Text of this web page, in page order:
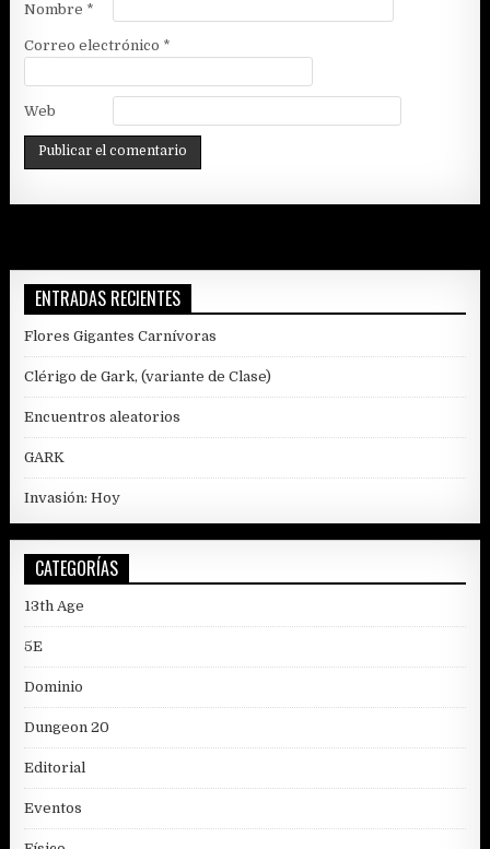
Nombre *
Correo electrónico *
Web
ENTRADAS RECIENTES
Flores Gigantes Carnívoras
Clérigo de Gark, (variante de Clase)
Encuentros aleatorios
GARK
Invasión: Hoy
CATEGORÍAS
13th Age
5E
Dominio
Dungeon 20
Editorial
Eventos